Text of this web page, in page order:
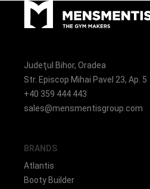
Judeţul Bihor, Oradea
Str. Episcop Mihai Pavel 23, Ap. 5
+40 359 444 443
sales@mensmentisgroup.com
BRANDS
Atlantis
Booty Builder